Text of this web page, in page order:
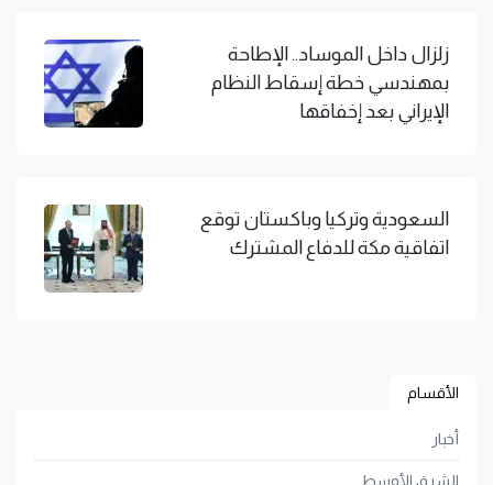
زلزال داخل الموساد.. الإطاحة
بمهندسي خطة إسقاط النظام
الإيراني بعد إخفاقها
السعودية وتركيا وباكستان توقع
اتفاقية مكة للدفاع المشترك
الأقسام
أخبار
الشرق الأوسط